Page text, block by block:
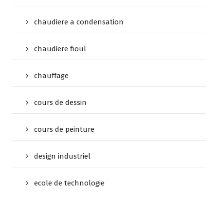
chaudiere a condensation
chaudiere fioul
chauffage
cours de dessin
cours de peinture
design industriel
ecole de technologie